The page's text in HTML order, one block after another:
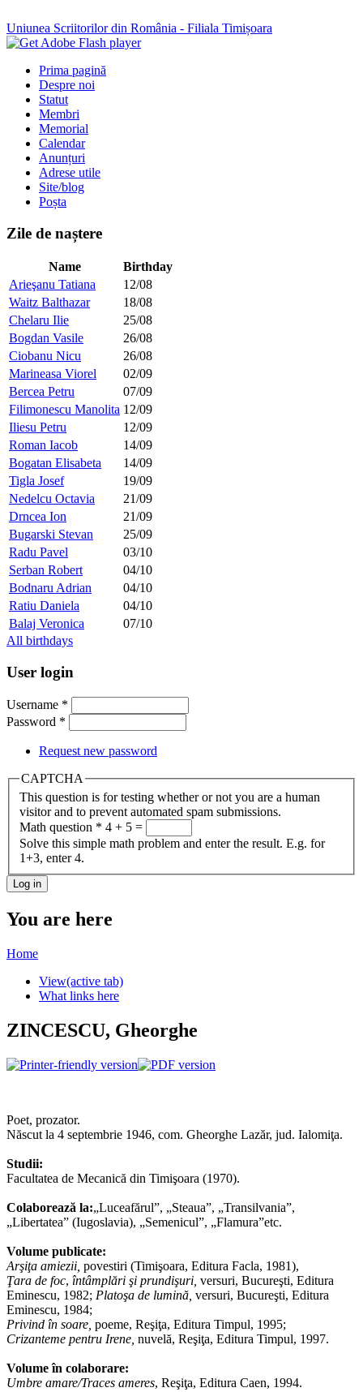
Uniunea Scriitorilor din România - Filiala Timișoara
Prima pagină
Despre noi
Statut
Membri
Memorial
Calendar
Anunțuri
Adrese utile
Site/blog
Poșta
Zile de naștere
Name
Birthday
Arieşanu Tatiana
12/08
Waitz Balthazar
18/08
Chelaru Ilie
25/08
Bogdan Vasile
26/08
Ciobanu Nicu
26/08
Marineasa Viorel
02/09
Bercea Petru
07/09
Filimonescu Manolita 12/09
Iliesu Petru
12/09
Roman Iacob
14/09
Bogatan Elisabeta
14/09
Tigla Josef
19/09
Nedelcu Octavia
21/09
Drncea Ion
21/09
Bugarski Stevan
25/09
Radu Pavel
03/10
Serban Robert
04/10
Bodnaru Adrian
04/10
Ratiu Daniela
04/10
Balaj Veronica
07/10
All birthdays
User login
Username *
Password *
Request new password
CAPTCHA
This question is for testing whether or not you are a human
visitor and to prevent automated spam submissions.
Math question * 4 + 5 =
Solve this simple math problem and enter the result. E.g. for
1+3, enter 4.
You are here
Home
View(active tab)
What links here
ZINCESCU, Gheorghe
Poet, prozator.
Născut la 4 septembrie 1946, com. Gheorghe Lazăr, jud. Ialomiţa.
Studii:
Facultatea de Mecanică din Timişoara (1970).
Colaborează la:„Luceafărul”, „Steaua”, „Transilvania”,
„Libertatea” (Iugoslavia), „Semenicul”, „Flamura”etc.
Volume publicate:
Arşiţa amiezii povestiri (Timişoara, Editura Facla, 1981),
Ţara de foc, întâmplări şi prundişuri versuri, Bucureşti, Editura
Eminescu, 1982; Platoşa de lumină, versuri, Bucureşti, Editura
Eminescu, 1984;
Privind în soare poeme, Reşiţa, Editura Timpul, 1995;
Crizanteme pentru Irene nuvelă, Reşiţa, Editura Timpul, 1997.
Volume în colaborare:
Umbre amare/Traces ameres, Reşiţa, Editura Caen, 1994.